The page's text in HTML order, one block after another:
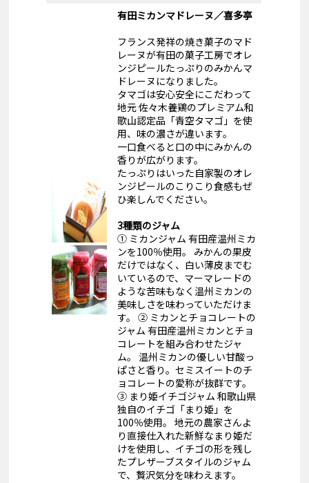
有田ミカンマドレーヌ／喜多亭
フランス発祥の焼き菓子のマド
レーヌが有田の菓子工房でオレ
ンジピールたっぷりのみかんマ
ドレーヌになりました。
タマゴは安心安全にこだわって
地元 佐々木養鶏のプレミアム和
歌山認定品「青空タマゴ」を使
用、味の濃さが違います。
一口食べると口の中にみかんの
香りが広がります。
たっぷりはいった自家製のオレ
ンジピールのこりこり食感もぜ
ひ楽しんでください。
3種類のジャム
① ミカンジャム 有田産温州ミカ
ンを100％使用。 みかんの果皮
だけではなく、白い薄皮までむ
いているので、マーマレードの
ような苦味もなく温州ミカンの
美味しさを味わっていただけま
す。 ② ミカンとチョコレートの
ジャム 有田産温州ミカンとチョ
コレートを組み合わせたジャ
ム。 温州ミカンの優しい甘酸っ
ぱさと香り。セミスイートのチ
ョコレートの愛称が抜群です。
③ まり姫イチゴジャム 和歌山県
独自のイチゴ「まり姫」を
100％使用。 地元の農家さんよ
り直接仕入れた新鮮なまり姫だ
けを使用し、イチゴの形を残し
たプレザーブスタイルのジャム
で、贅沢気分を味わえます。